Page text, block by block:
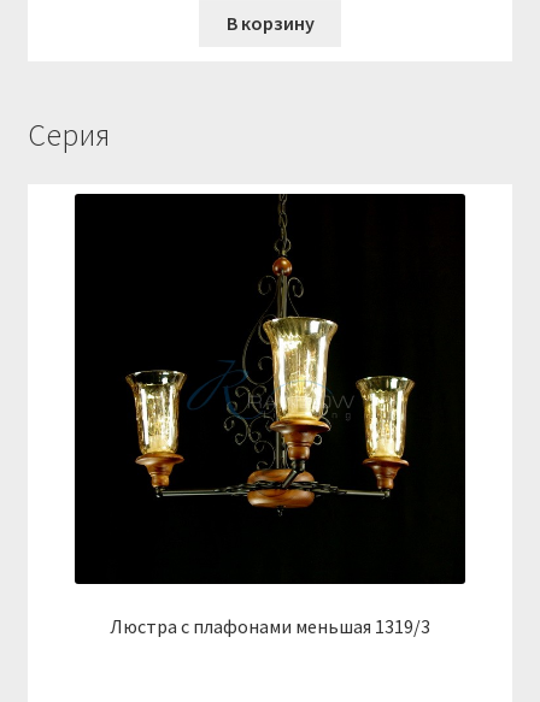
В корзину
Серия
Люстра с плафонами меньшая 1319/3